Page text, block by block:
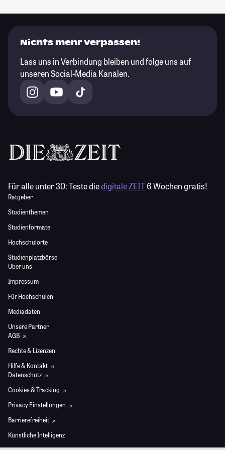
Nichts mehr verpassen!
Lass uns in Verbindung bleiben und folge uns auf
unseren Social-Media Kanälen.
Für alle unter 30:Teste diedigitale ZEIT6 Wochen gratis!
Ratgeber
Studienthemen
Studienformate
Hochschulorte
Studienplatzbörse
Über uns
Impressum
Für Hochschulen
Mediadaten
Unsere Partner
AGB
Rechte & Lizenzen
Hilfe & Kontakt
Datenschutz
Cookies & Tracking
Privacy Einstellungen
Barrierefreiheit
Künstliche Intelligenz